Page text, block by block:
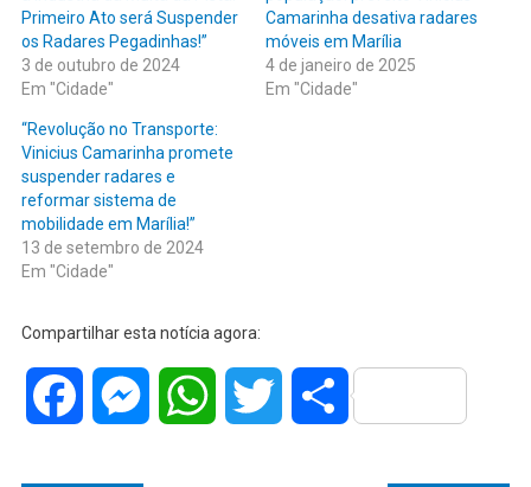
Primeiro Ato será Suspender
os Radares Pegadinhas!”
3 de outubro de 2024
Em "Cidade"
Camarinha desativa radares
móveis em Marília
4 de janeiro de 2025
Em "Cidade"
“Revolução no Transporte:
Vinicius Camarinha promete
suspender radares e
reformar sistema de
mobilidade em Marília!”
13 de setembro de 2024
Em "Cidade"
Compartilhar esta notícia agora:
Facebook MessengerWhatsAppTwitter Share